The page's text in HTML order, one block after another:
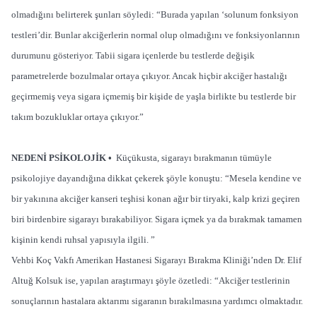
olmadığını belirterek şunları söyledi: “Burada yapılan ‘solunum fonksiyon
testleri’dir. Bunlar akciğerlerin normal olup olmadığını ve fonksiyonlarının
durumunu gösteriyor. Tabii sigara içenlerde bu testlerde değişik
parametrelerde bozulmalar ortaya çıkıyor. Ancak hiçbir akciğer hastalığı
geçirmemiş veya sigara içmemiş bir kişide de yaşla birlikte bu testlerde bir
takım bozukluklar ortaya çıkıyor.”
NEDENİ PSİKOLOJİK • Küçükusta, sigarayı bırakmanın tümüyle
psikolojiye dayandığına dikkat çekerek şöyle konuştu: “Mesela kendine ve
bir yakınına akciğer kanseri teşhisi konan ağır bir tiryaki, kalp krizi geçiren
biri birdenbire sigarayı bırakabiliyor. Sigara içmek ya da bırakmak tamamen
kişinin kendi ruhsal yapısıyla ilgili. ”
Vehbi Koç Vakfı Amerikan Hastanesi Sigarayı Bırakma Kliniği’nden Dr. Elif
Altuğ Kolsuk ise, yapılan araştırmayı şöyle özetledi: “Akciğer testlerinin
sonuçlarının hastalara aktarımı sigaranın bırakılmasına yardımcı olmaktadır.